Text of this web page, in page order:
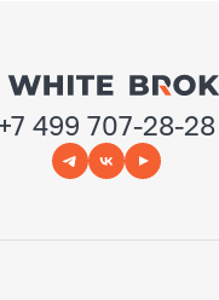
+7 499 707-28-28